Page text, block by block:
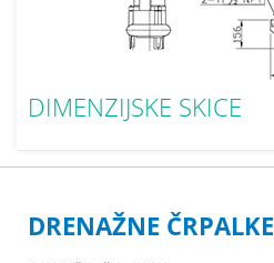
DIMENZIJSKE SKICE
DRENAŽNE ČRPALKE